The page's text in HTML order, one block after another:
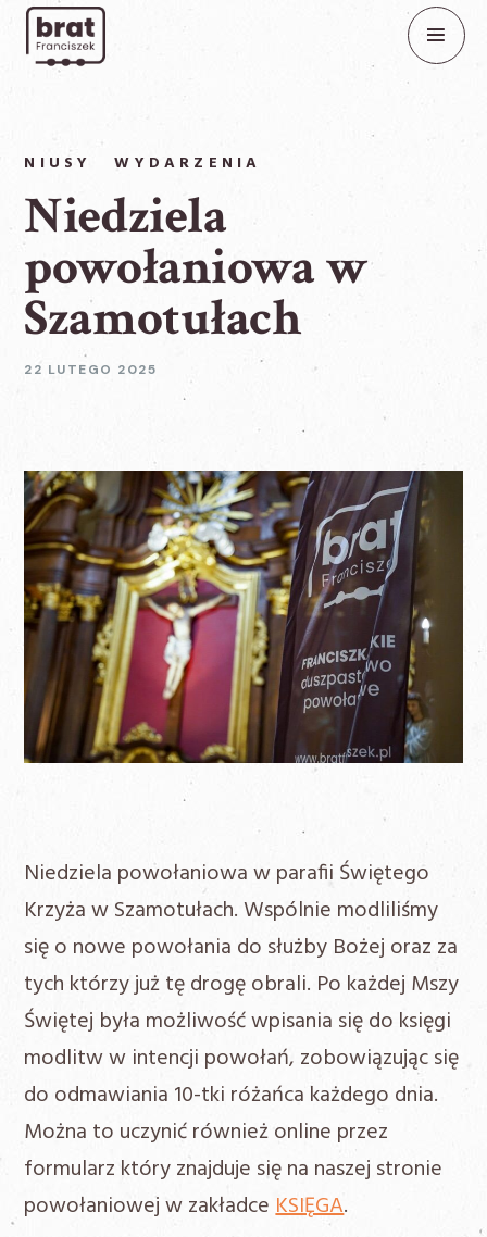
NIUSY WYDARZENIA
Niedziela
powołaniowa w
Szamotułach
22 LUTEGO 2025
Niedziela powołaniowa w parafii Świętego
Krzyża w Szamotułach. Wspólnie modliliśmy
się o nowe powołania do służby Bożej oraz za
tych którzy już tę drogę obrali. Po każdej Mszy
Świętej była możliwość wpisania się do księgi
modlitw w intencji powołań, zobowiązując się
do odmawiania 10-tki różańca każdego dnia.
Można to uczynić również online przez
formularz który znajduje się na naszej stronie
powołaniowej w zakładceKSIĘGA.